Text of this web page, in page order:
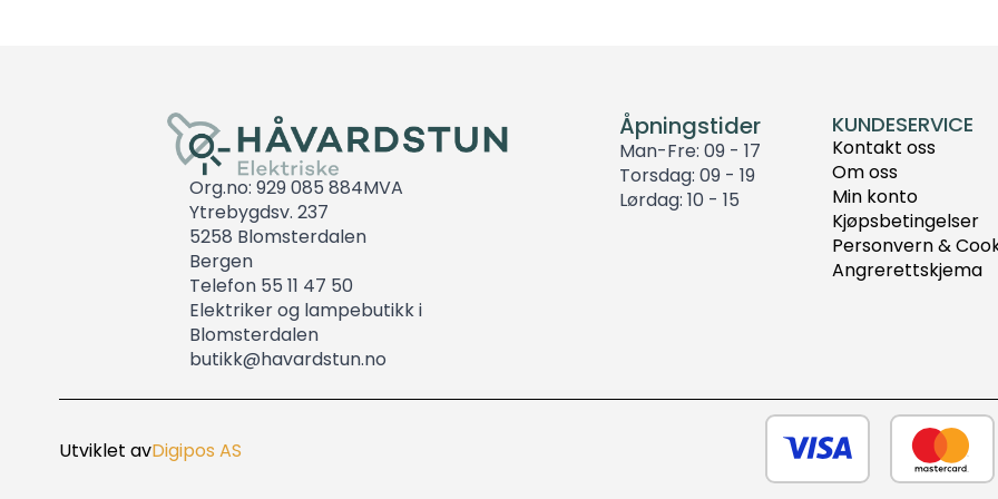
Org.no: 929 085 884MVA
Ytrebygdsv. 237
5258 Blomsterdalen
Bergen
Telefon 55 11 47 50
Elektriker og lampebutikk i
Blomsterdalen
butikk@havardstun.no
Åpningstider
Man-Fre: 09 - 17
Torsdag: 09 - 19
Lørdag: 10 - 15
KUNDESERVICE
Kontakt oss
Om oss
Min konto
Kjøpsbetingelser
Personvern &
Angrerettskjema
Utviklet avDigipos AS